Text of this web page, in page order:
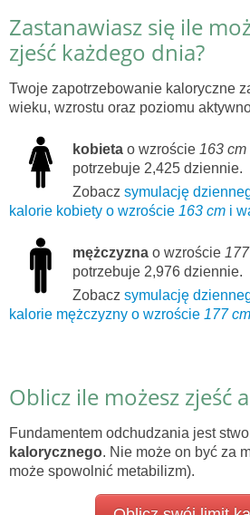
Zastanawiasz się ile
zjeść każdego dnia?
Twoje zapotrzebowanie kaloryczne
wieku, wzrostu oraz poziomu
kobieta o wzroście 163 cm
potrzebuje 2,425 dziennie.
Zobacz symulację
kalorie kobiety o wzroście 163 cm i
mężczyzna o wzroście
potrzebuje 2,976 dziennie.
Zobacz symulację
kalorie mężczyzny o wzroście 177 cm
Oblicz ile możesz zjeść
Fundamentem odchudzania jest
kalorycznego. Nie może on być za
może spowolnić metabilizm).